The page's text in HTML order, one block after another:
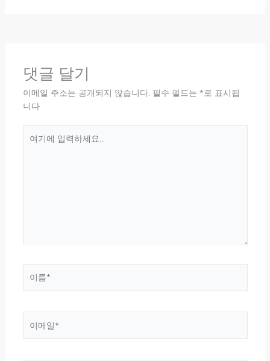
댓글 달기
이메일 주소는 공개되지 않습니다. 필수 필드는 *로 표시됩
니다